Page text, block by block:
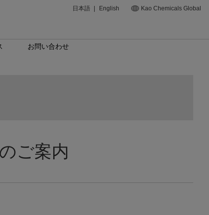
日本語 English Kao Chemicals Global
お問い合わせ
ご案内